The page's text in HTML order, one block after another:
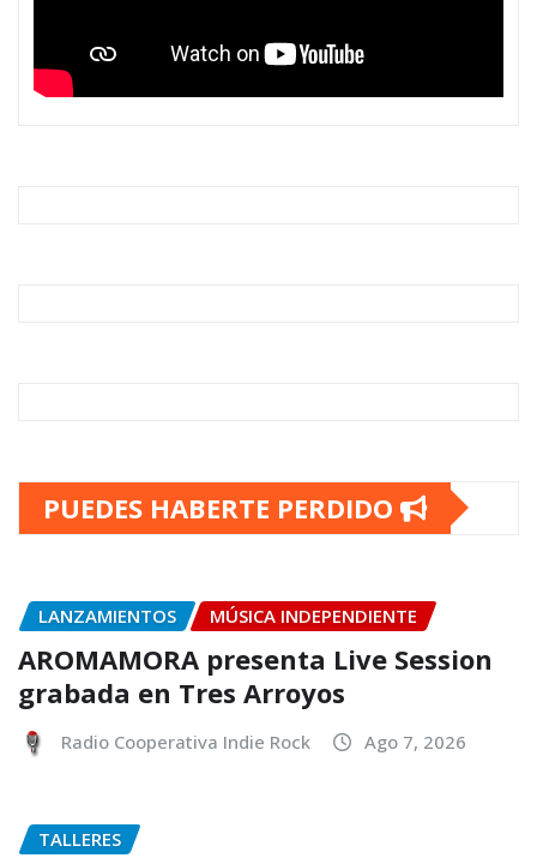
PUEDES HABERTE PERDIDO
LANZAMIENTOS MÚSICA INDEPENDIENTE
AROMAMORA presenta Live Session
grabada en Tres Arroyos
Radio Cooperativa Indie Rock Ago 7, 2026
TALLERES